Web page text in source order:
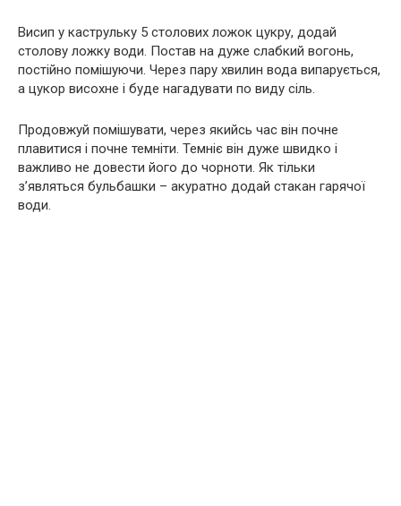
Висип у каструльку 5 столових ложок цукру, додай
столову ложку води. Постав на дуже слабкий вогонь,
постійно помішуючи. Через пару хвилин вода випарується,
а цукор висохне і буде нагадувати по виду сіль.
Продовжуй помішувати, через якийсь час він почне
плавитися і почне темніти. Темніє він дуже швидко і
важливо не довести його до чорноти. Як тільки
з’являться бульбашки – акуратно додай стакан гарячої
води.